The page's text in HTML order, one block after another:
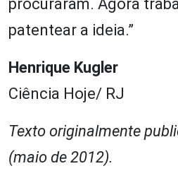
procuraram. Agora
patentear a ideia.”
Henrique Kugler
Ciência Hoje/ RJ
Texto originalmente
(maio de 2012).